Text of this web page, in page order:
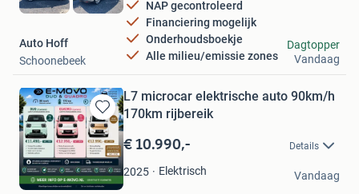
NAP gecontroleerd
Financiering mogelijk
Onderhoudsboekje
Alle milieu/emissie zones
Auto Hoff
Schoonebeek
Dagtopper
Vandaag
Bewaren
in
Mijn
Favorieten
L7 microcar elektrische auto 90km/h
170km rijbereik
€ 10.990,- Details
2025 Elektrisch
E-MOVO
Oudewater
Vandaag